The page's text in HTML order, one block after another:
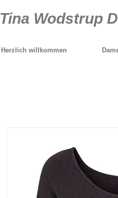
Tina Wodstrup
Herzlich willkommen